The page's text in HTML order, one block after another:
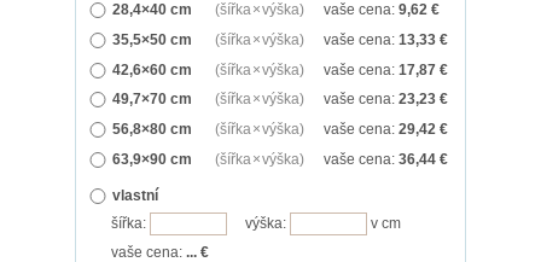
28,4×40 cm
(šířka × výška) vaše cena: 9,62 €
35,5×50 cm
(šířka × výška) vaše cena: 13,33 €
42,6×60 cm
(šířka × výška) vaše cena: 17,87 €
49,7×70 cm
(šířka × výška) vaše cena: 23,23 €
56,8×80 cm
(šířka × výška) vaše cena: 29,42 €
63,9×90 cm
(šířka × výška) vaše cena: 36,44 €
vlastní
šířka:
výška:
v cm
vaše cena:
€